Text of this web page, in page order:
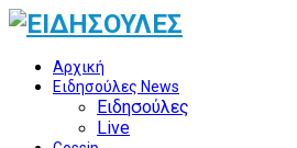
Αρχική
Ειδησούλες News
Ειδησούλες
Live